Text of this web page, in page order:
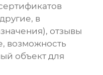
в
отзывы
возможность
объект для